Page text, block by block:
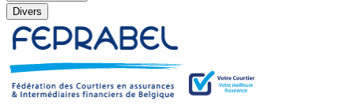
Divers